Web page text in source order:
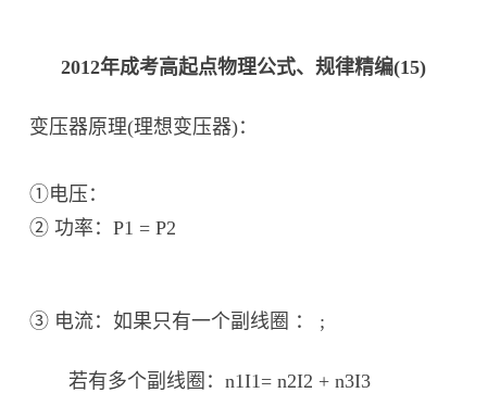
2012年成考高起点物理公式、规律精编(15)
变压器原理(理想变压器)：
①电压：
② 功率：P1 = P2
③ 电流：如果只有一个副线圈 ： ;
若有多个副线圈：n1I1= n2I2 + n3I3